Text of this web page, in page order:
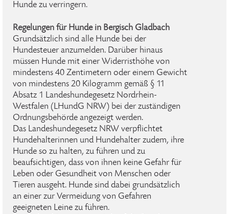
Hunde zu verringern.
Regelungen für Hunde in Bergisch Gladbach
Grundsätzlich sind alle Hunde bei der
Hundesteuer anzumelden. Darüber hinaus
müssen Hunde mit einer Widerristhöhe von
mindestens 40 Zentimetern oder einem Gewicht
von mindestens 20 Kilogramm gemäß § 11
Absatz 1 Landeshundegesetz Nordrhein-
Westfalen (LHundG NRW) bei der zuständigen
Ordnungsbehörde angezeigt werden.
Das Landeshundegesetz NRW verpflichtet
Hundehalterinnen und Hundehalter zudem, ihre
Hunde so zu halten, zu führen und zu
beaufsichtigen, dass von ihnen keine Gefahr für
Leben oder Gesundheit von Menschen oder
Tieren ausgeht. Hunde sind dabei grundsätzlich
an einer zur Vermeidung von Gefahren
geeigneten Leine zu führen.